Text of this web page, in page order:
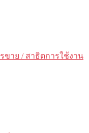
ขาย / สาธิตการใช้งาน